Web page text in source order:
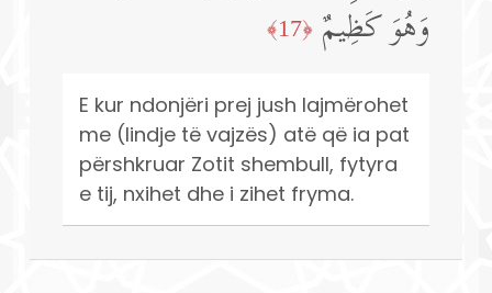
وَهُوَ كَظِیمٌ ﴿17﴾
E kur ndonjëri prej jush lajmërohet
me (lindje të vajzës) atë që ia pat
përshkruar Zotit shembull, fytyra
e tij, nxihet dhe i zihet fryma.